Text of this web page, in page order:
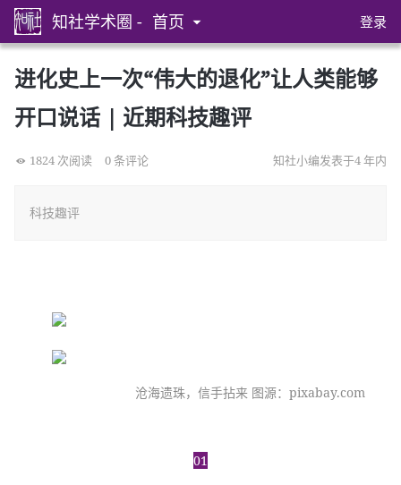
知社学术圈 - 首页 登录
进化史上一次“伟大的退化”让人类能够
开口说话 | 近期科技趣评
1824 次阅读 0 条评论 知社小编发表于4 年内
科技趣评
沧海遗珠，信手拈来 图源：pixabay.com
01